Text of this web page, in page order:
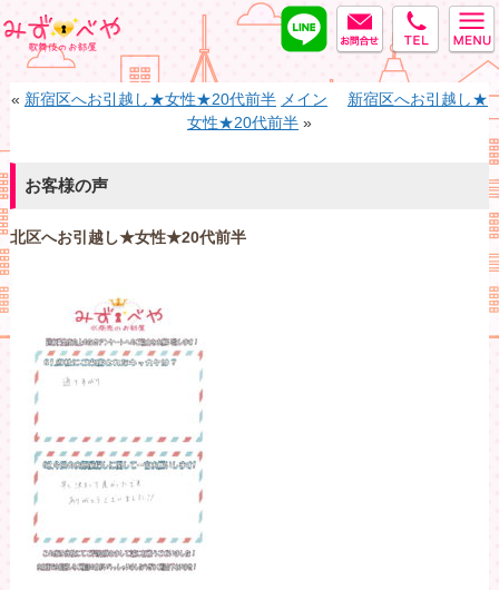
tel
MAIL
LINE
« 新宿区へお引越し★女性★20代前半 メイン
新宿区へお引越し★
女性★20代前半»
お客様の声
北区へお引越し★女性★20代前半